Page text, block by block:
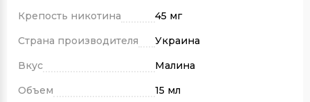
Крепость никотина
45 мг
Страна производителя
Украина
Вкус
Малина
Объем
15 мл